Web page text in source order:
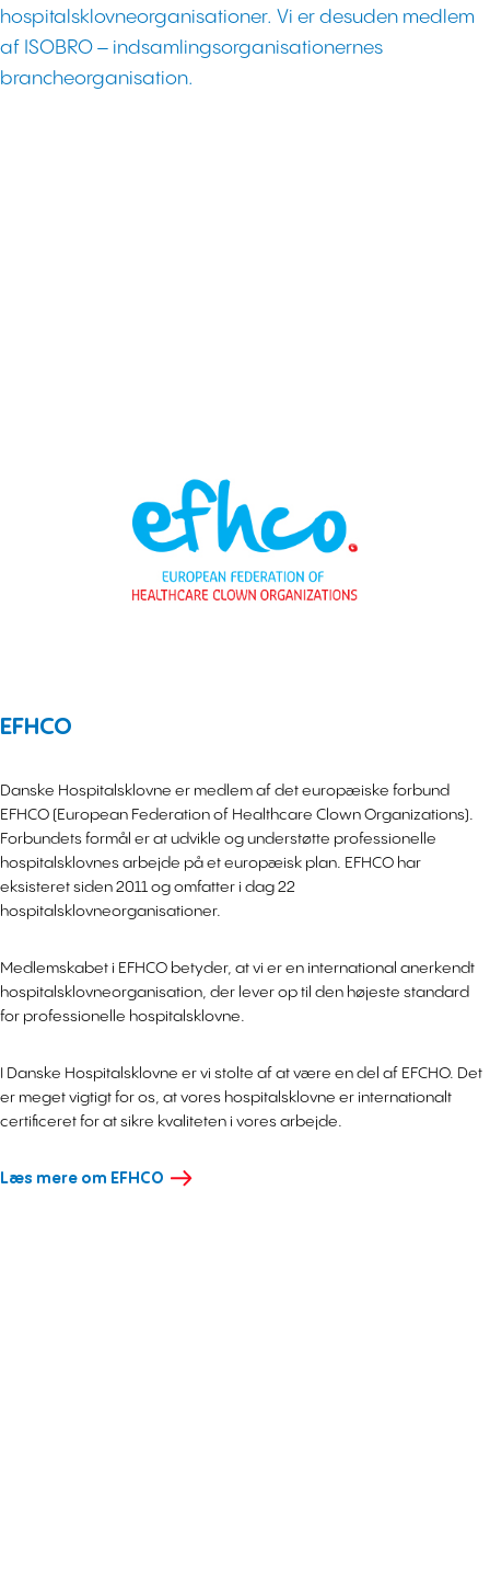
hospitalsklovneorganisationer. Vi er desuden medlem
af ISOBRO – indsamlingsorganisationernes
brancheorganisation.
EFHCO
Danske Hospitalsklovne er medlem af det europæiske forbund
EFHCO (European Federation of Healthcare Clown Organizations).
Forbundets formål er at udvikle og understøtte professionelle
hospitalsklovnes arbejde på et europæisk plan. EFHCO har
eksisteret siden 2011 og omfatter i dag 22
hospitalsklovneorganisationer.
Medlemskabet i EFHCO betyder, at vi er en international anerkendt
hospitalsklovneorganisation, der lever op til den højeste standard
for professionelle hospitalsklovne.
I Danske Hospitalsklovne er vi stolte af at være en del af EFCHO. Det
er meget vigtigt for os, at vores hospitalsklovne er internationalt
certificeret for at sikre kvaliteten i vores arbejde.
Læs mere om EFHCO